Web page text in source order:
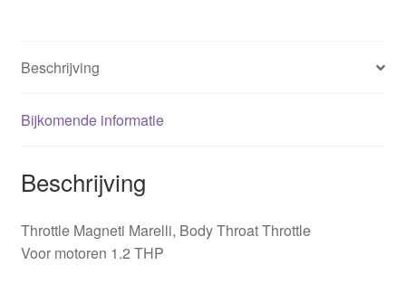
Beschrijving
Bijkomende informatie
Beschrijving
Throttle Magneti Marelli, Body Throat Throttle
Voor motoren 1.2 THP